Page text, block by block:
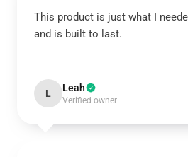
This product is just what I
and is built to last.
L Leah
Verified owner